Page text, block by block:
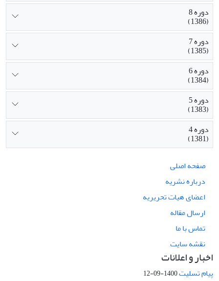
دوره 8
(1386)
دوره 7
(1385)
دوره 6
(1384)
دوره 5
(1383)
دوره 4
(1381)
صفحه اصلی
درباره نشریه
اعضای هیات تحریریه
ارسال مقاله
تماس با ما
نقشه سایت
اخبار و اعلانات
پیام تسلیت1400-09-12